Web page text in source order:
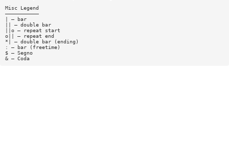
Misc Legend
———————————
| — bar
|| — double bar
||o — repeat start
o|| — repeat end
*| — double bar (ending)
: — bar (freetime)
$ — Segno
& — Coda